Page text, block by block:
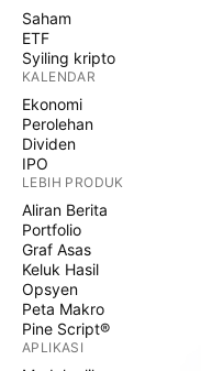
Saham
ETF
Syiling kripto
KALENDAR
Ekonomi
Perolehan
Dividen
IPO
LEBIH PRODUK
Aliran Berita
Portfolio
Graf Asas
Keluk Hasil
Opsyen
Peta Makro
Pine Script®
APLIKASI